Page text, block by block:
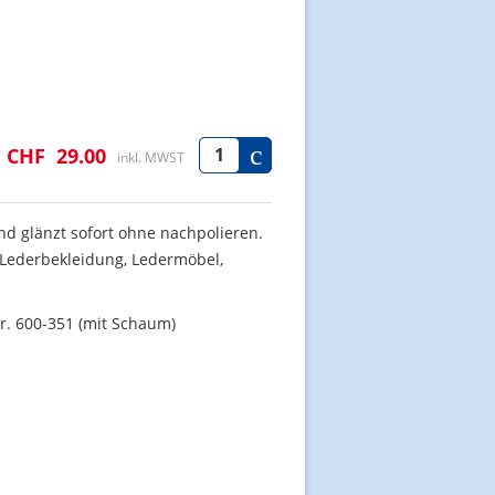
CHF 29.00 inkl. MWST
glänzt sofort ohne nachpolieren.
Ledermöbel,
600-351 (mit Schaum)